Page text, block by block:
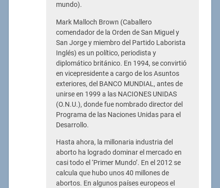
mundo).
Mark Malloch Brown (Caballero
comendador de la Orden de San Miguel y
San Jorge y miembro del Partido Laborista
Inglés) es un político, periodista y
diplomático británico. En 1994, se convirtió
en vicepresidente a cargo de los Asuntos
exteriores, del BANCO MUNDIAL, antes de
unirse en 1999 a las NACIONES UNIDAS
(O.N.U.), donde fue nombrado director del
Programa de las Naciones Unidas para el
Desarrollo.
Hasta ahora, la millonaria industria del
aborto ha logrado dominar el mercado en
casi todo el ‘Primer Mundo’. En el 2012 se
calcula que hubo unos 40 millones de
abortos. En algunos países europeos el